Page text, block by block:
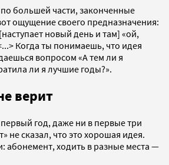
большей части, законченные
ощущение своего предназначения:
новый день и там] «ой,
Когда ты понимаешь, что идея
вопросом «А тем ли я
ли я лучшие годы?».
верит
год, даже ни в первые три
не сказал, что это хорошая идея.
абонемент, ходить в разные места —